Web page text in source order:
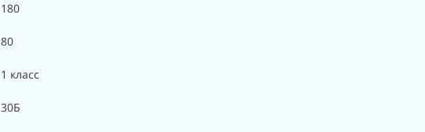
180
80
1 класс
30Б